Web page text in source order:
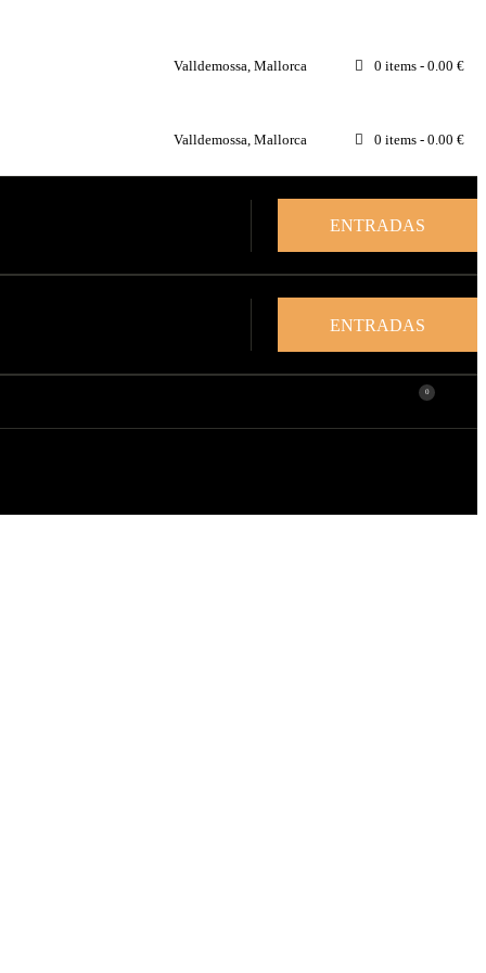
Valldemossa, Mallorca 0 items- 0.00 €
Valldemossa, Mallorca 0 items- 0.00 €
ENTRADAS
ENTRADAS
0